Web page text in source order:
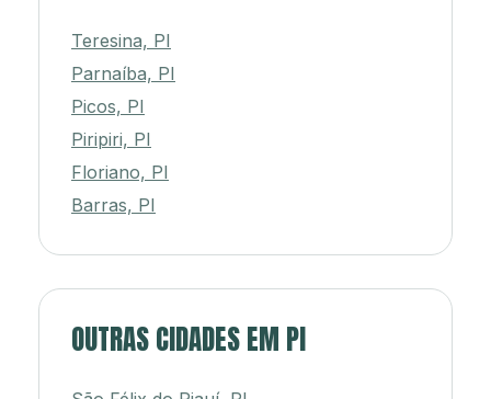
Teresina, PI
Parnaíba, PI
Picos, PI
Piripiri, PI
Floriano, PI
Barras, PI
OUTRAS CIDADES EM PI